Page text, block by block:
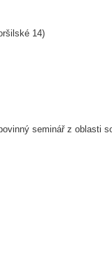
14)
seminář z oblasti